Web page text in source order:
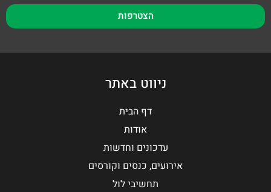
הצטרפות
ניווט באתר
דף הבית
אודות
עדכונים וחדשות
אירועים, כנסים וקורסים
תחשיבי לול